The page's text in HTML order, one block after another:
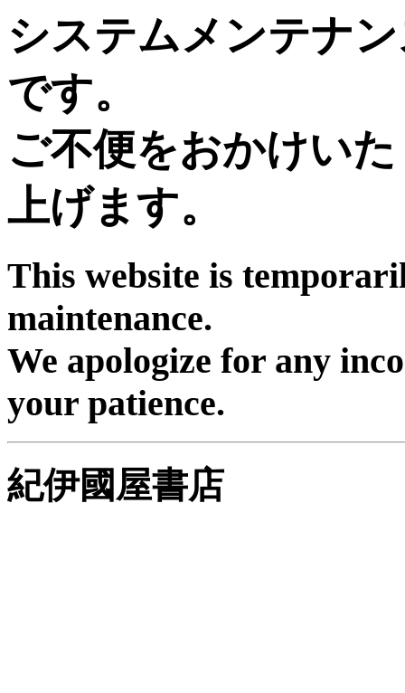
システムメンテナ
です。
ご不便をおかけい
上げます。
This website is
maintenance.
We apologize for any
your patience.
紀伊國屋書店